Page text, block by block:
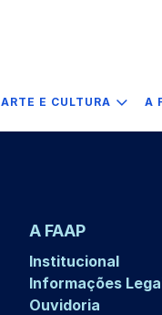
ARTE E CULTURA A
A FAAP
Institucional
Informações
Ouvidoria